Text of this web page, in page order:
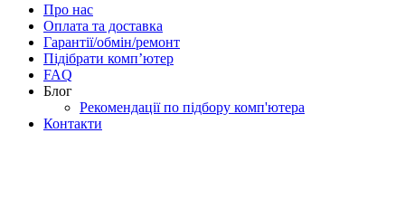
Про нас
Оплата та доставка
Гарантії/обмін/ремонт
Підібрати комп’ютер
FAQ
Блог
Рекомендації по підбору комп'ютера
Контакти